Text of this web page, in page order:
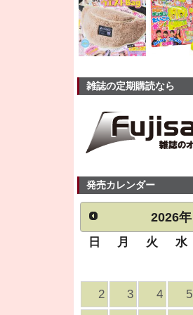
雑誌の定期購読なら
発売カレンダー
2026年
日 月 火 水
2 3 4 5